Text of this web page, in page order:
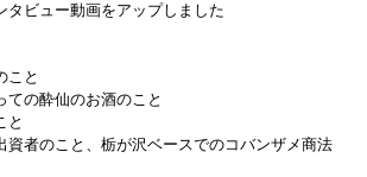
タビュー動画をアップしました
こと
ての酔仙のお酒のこと
と
資者のこと、栃が沢ベースでのコバンザメ商法